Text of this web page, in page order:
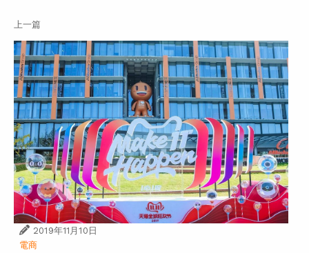
上一篇
2019年11月10日
電商